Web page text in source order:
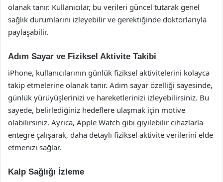
olanak tanır. Kullanıcılar, bu verileri güncel tutarak genel
sağlık durumlarını izleyebilir ve gerektiğinde doktorlarıyla
paylaşabilir.
Adım Sayar ve Fiziksel Aktivite Takibi
iPhone, kullanıcılarının günlük fiziksel aktivitelerini kolayca
takip etmelerine olanak tanır. Adım sayar özelliği sayesinde,
günlük yürüyüşlerinizi ve hareketlerinizi izleyebilirsiniz. Bu
sayede, belirlediğiniz hedeflere ulaşmak için motive
olabilirsiniz. Ayrıca, Apple Watch gibi giyilebilir cihazlarla
entegre çalışarak, daha detaylı fiziksel aktivite verilerini elde
etmenizi sağlar.
Kalp Sağlığı İzleme